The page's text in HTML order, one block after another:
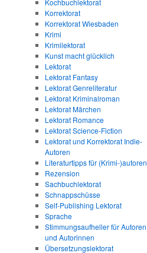
Kochbuchlektorat
Korrektorat
Korrektorat Wiesbaden
Krimi
Krimilektorat
Kunst macht glücklich
Lektorat
Lektorat Fantasy
Lektorat Genreliteratur
Lektorat Kriminalroman
Lektorat Märchen
Lektorat Romance
Lektorat Science-Fiction
Lektorat und Korrektorat Indie-
Autoren
Literaturtipps für (Krimi-)autoren
Rezension
Sachbuchlektorat
Schnappschüsse
Self-Publishing Lektorat
Sprache
Stimmungsaufheller für Autoren
und Autorinnen
Übersetzungslektorat